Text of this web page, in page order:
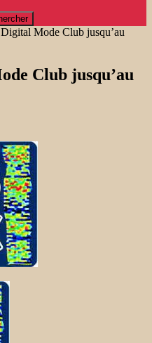
Mode Club jusqu’au
Club jusqu’au